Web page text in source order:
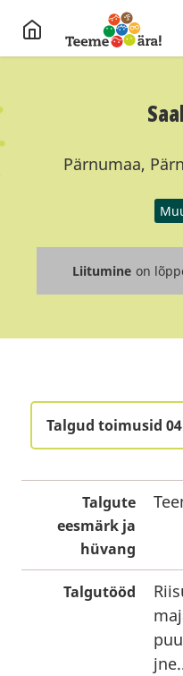
Pärnumaa,
Liitumine on
Talgud toimusid
Talgute
eesmärk ja
hüvang
Talgutööd